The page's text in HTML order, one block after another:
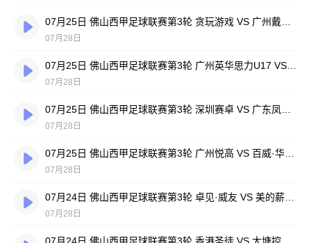
07月28日
07月28日
07月28日
07月28日
07月28日